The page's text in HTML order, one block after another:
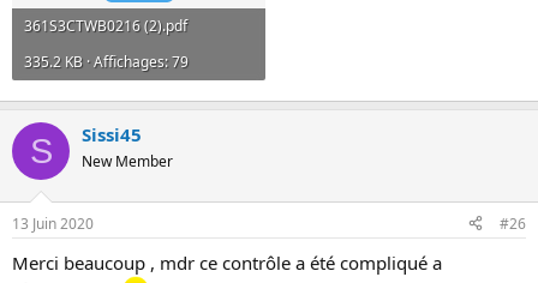
361S3CTWB0216 (2).pdf
335.2 KB · Affichages: 79
S Sissi45
New Member
13 Juin 2020 #26
Merci beaucoup , mdr ce contrôle a été compliqué a